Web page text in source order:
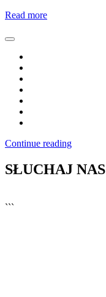
Read more
Continue reading
SŁUCHAJ NAS
```